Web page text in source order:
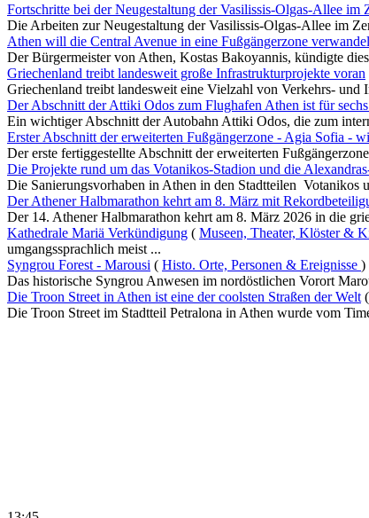
Fortschritte bei der Neugestaltung der Vasilissis-Olgas-Allee im
Die Arbeiten zur Neugestaltung der Vasilissis-Olgas-Allee im
Athen will die Central Avenue in eine Fußgängerzone
Der Bürgermeister von Athen, Kostas Bakoyannis, kündigte
Griechenland treibt landesweit große Infrastrukturprojekte voran
Griechenland treibt landesweit eine Vielzahl von Verkehrs-
Der Abschnitt der Attiki Odos zum Flughafen Athen ist für sechs
Ein wichtiger Abschnitt der Autobahn Attiki Odos, die zum
Erster Abschnitt der erweiterten Fußgängerzone - Agia Sofia -
Der erste fertiggestellte Abschnitt der erweiterten
Die Projekte rund um das Votanikos-Stadion und die
Die Sanierungsvorhaben in Athen in den Stadtteilen Votanikos
Der Athener Halbmarathon kehrt am 8. März mit
Der 14. Athener Halbmarathon kehrt am 8. März 2026 in die
Kathedrale Mariä Verkündigung ( Museen, Theater, Klöster &
umgangssprachlich meist ...
Syngrou Forest - Marousi ( Histo. Orte, Personen & Ereignisse )
Das historische Syngrou Anwesen im nordöstlichen Vorort
Die Troon Street in Athen ist eine der coolsten Straßen der Welt (
Die Troon Street im Stadtteil Petralona in Athen wurde vom